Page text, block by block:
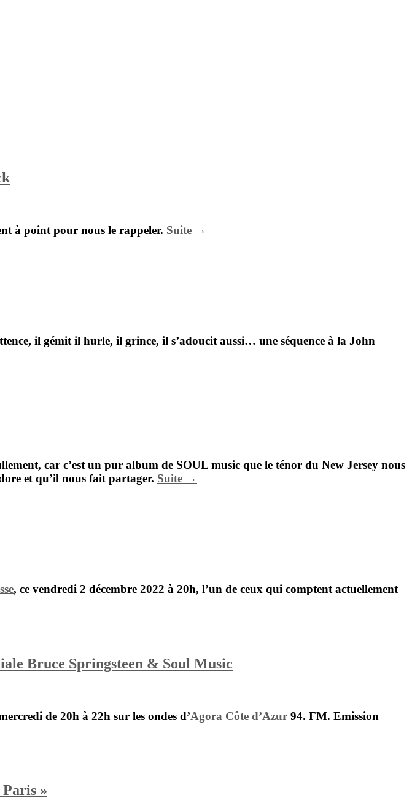
à point pour nous le rappeler. Suite →
il gémit il hurle, il grince, il s’adoucit aussi… une séquence à la John
car c’est un pur album de SOUL music que le ténor du New Jersey nous
et qu’il nous fait partager. Suite →
, ce vendredi 2 décembre 2022 à 20h, l’un de ceux qui comptent actuellement
Bruce Springsteen & Soul Music
de 20h à 22h sur les ondes d’Agora Côte d’Azur 94. FM. Emission
»